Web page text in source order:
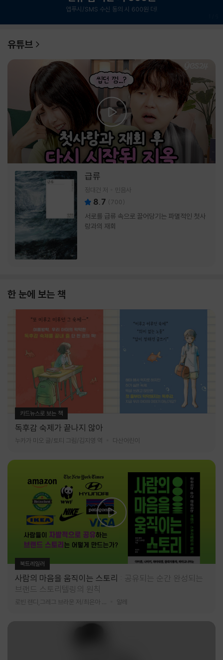
앱푸시/SMS 수신 동의 시 600원 더!
유튜브
급류
정대건 저 민음사
8.7 (700)
서로를 급류 속으로 끌어당기는 파멸적인 첫사
랑과의 재회
한 눈에 보는 책
카드뉴스로 보는 책
독후감 숙제가 끝나지 않아
누카가 미오 글/토티 그림/김지영 역 다산어린이
북트레일러
사람의 마음을 움직이는 스토리
공유되는 순간 완성되는
브랜드 스토리텔링의 원칙
알레